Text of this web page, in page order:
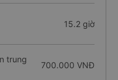
15.2 giờ
trung
700.000 VNĐ